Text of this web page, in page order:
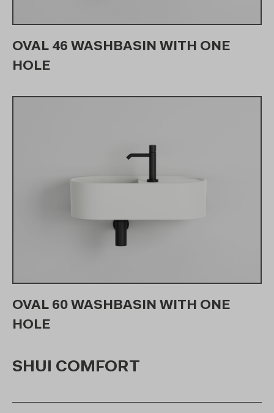
OVAL 46 WASHBASIN WITH ONE
HOLE
OVAL 60 WASHBASIN WITH ONE
HOLE
SHUI COMFORT